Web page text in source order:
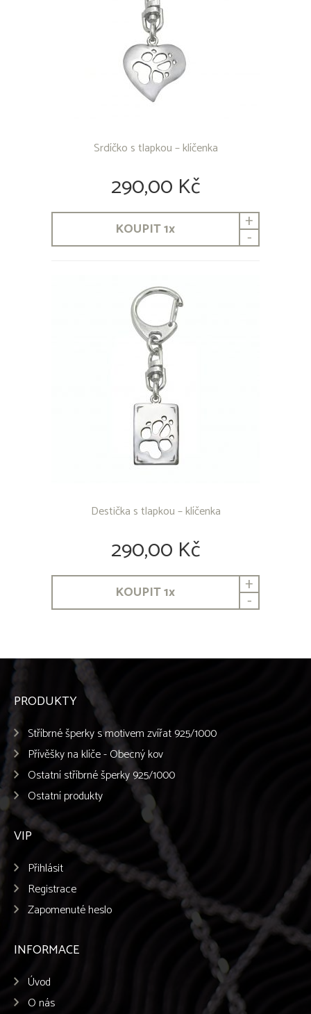
Srdíčko s tlapkou – klíčenka
290,00 Kč
KOUPIT1x +
-
Destička s tlapkou – klíčenka
290,00 Kč
KOUPIT1x +
-
PRODUKTY
Stříbrné šperky s motivem zvířat 925/1000
Přívěšky na klíče - Obecný kov
Ostatní stříbrné šperky 925/1000
Ostatní produkty
VIP
Přihlásit
Registrace
Zapomenuté heslo
INFORMACE
Úvod
O nás